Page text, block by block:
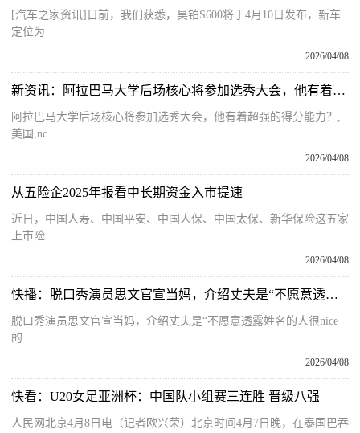
[汽车之家资讯]日前，我们获悉，昊铂S600将于4月10日发布，新车
定位为
2026/04/08
新资讯：阿拉巴马大学后场核心将参加选秀大会，他有着超强的得分能力？
阿拉巴马大学后场核心将参加选秀大会，他有着超强的得分能力？,
美国,nc
2026/04/08
从五险企2025年报看中长期资金入市提速
近日，中国人寿、中国平安、中国人保、中国太保、新华保险这五家
上市险
2026/04/08
快播：脱口秀演员思文官宣当妈，介绍丈夫是“不愿意透露姓名的人很nice的普通人”
脱口秀演员思文官宣当妈，介绍丈夫是“不愿意透露姓名的人很nice
的...
2026/04/08
快看：U20女足亚洲杯：中国队小组赛三连胜 晋级八强
人民网北京4月8日电（记者欧兴荣）北京时间4月7日晚，在泰国巴吞